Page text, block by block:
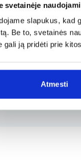
svetainėje
slapukus, kad
Be to, svetainės
gali ją pridėti prie
Atmesti
ir pirmieji
skrydžio
keliones
papildomų